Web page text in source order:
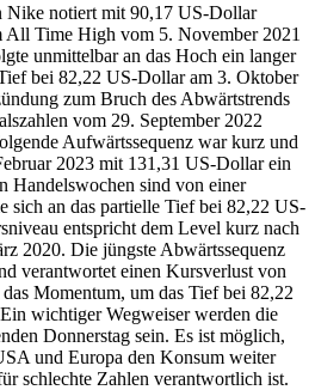
Nike notiert mit 90,17 US-Dollar
All Time High vom 5. November 2021
unmittelbar an das Hoch ein langer
bei 82,22 US-Dollar am 3. Oktober
zum Bruch des Abwärtstrends
vom 29. September 2022
Aufwärtssequenz war kurz und
2023 mit 131,31 US-Dollar ein
Handelswochen sind von einer
sich an das partielle Tief bei 82,22 US-
entspricht dem Level kurz nach
2020. Die jüngste Abwärtssequenz
verantwortet einen Kursverlust von
Momentum, um das Tief bei 82,22
wichtiger Wegweiser werden die
Donnerstag sein. Es ist möglich,
und Europa den Konsum weiter
schlechte Zahlen verantwortlich ist.